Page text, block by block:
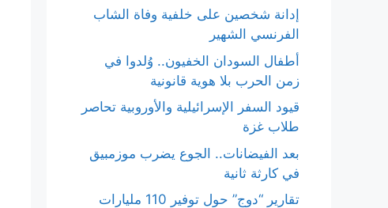
إدانة شخصين على خلفية وفاة الشاب
الفرنسي الشهير
أطفال السودان الخفيون.. وُلدوا في
زمن الحرب بلا هوية قانونية
قيود السفر الإسرائيلية والأوروبية تحاصر
طلاب غزة
بعد الفيضانات.. الجوع يضرب موزمبيق
في كارثة ثانية
تقارير “دوج” حول توفير 110 مليارات